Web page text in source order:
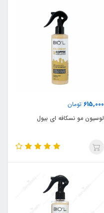
615,000 تومان
لوسیون مو نسکافه ای بیول